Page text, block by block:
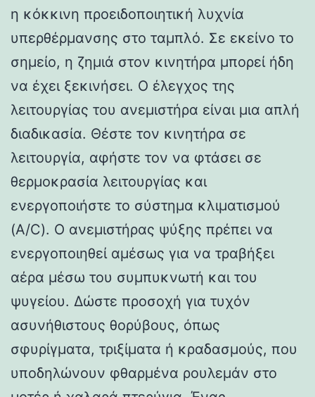
η κόκκινη προειδοποιητική λυχνία
υπερθέρμανσης στο ταμπλό. Σε εκείνο το
σημείο, η ζημιά στον κινητήρα μπορεί ήδη
να έχει ξεκινήσει. Ο έλεγχος της
λειτουργίας του ανεμιστήρα είναι μια απλή
διαδικασία. Θέστε τον κινητήρα σε
λειτουργία, αφήστε τον να φτάσει σε
θερμοκρασία λειτουργίας και
ενεργοποιήστε το σύστημα κλιματισμού
(A/C). Ο ανεμιστήρας ψύξης πρέπει να
ενεργοποιηθεί αμέσως για να τραβήξει
αέρα μέσω του συμπυκνωτή και του
ψυγείου. Δώστε προσοχή για τυχόν
ασυνήθιστους θορύβους, όπως
σφυρίγματα, τριξίματα ή κραδασμούς, που
υποδηλώνουν φθαρμένα ρουλεμάν στο